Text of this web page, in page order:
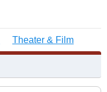
Theater & Film